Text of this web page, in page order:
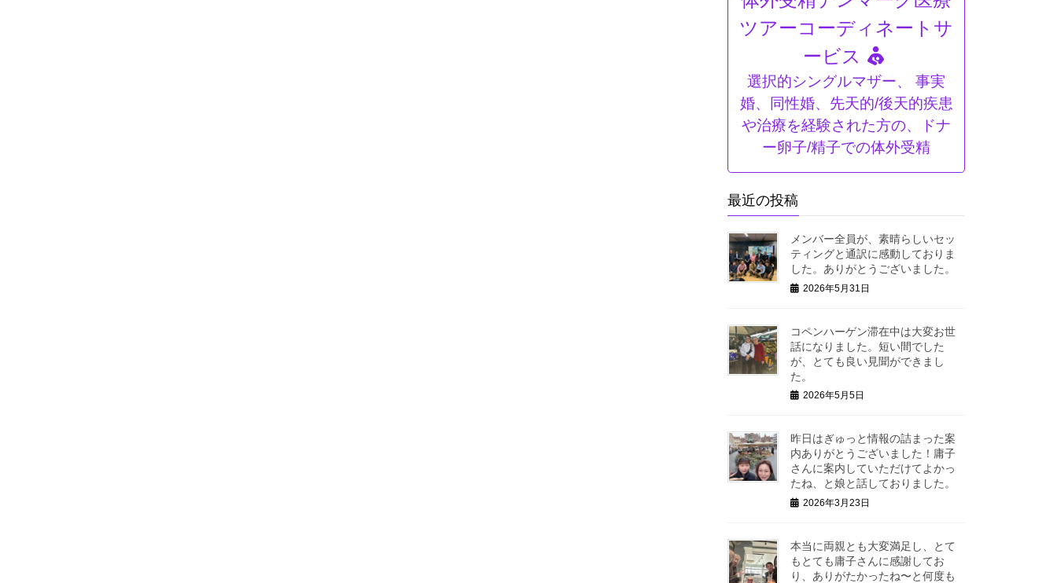
ツアーコーディネートサ
ービス
選択的シングルマザー、 事実
婚、同性婚、先天的/後天的疾患
や治療を経験された方の、ドナ
ー卵子/精子での体外受精
最近の投稿
メンバー全員が、素晴らしいセッ
ティングと通訳に感動しておりま
した。ありがとうございました。
2026年5月31日
コペンハーゲン滞在中は大変お世
話になりました。短い間でした
が、とても良い見聞ができまし
た。
2026年5月5日
昨日はぎゅっと情報の詰まった案
内ありがとうございました！庸子
さんに案内していただけてよかっ
たね、と娘と話しておりました。
2026年3月23日
本当に両親とも大変満足し、とて
もとても庸子さんに感謝してお
り、ありがたかったね〜と何度も